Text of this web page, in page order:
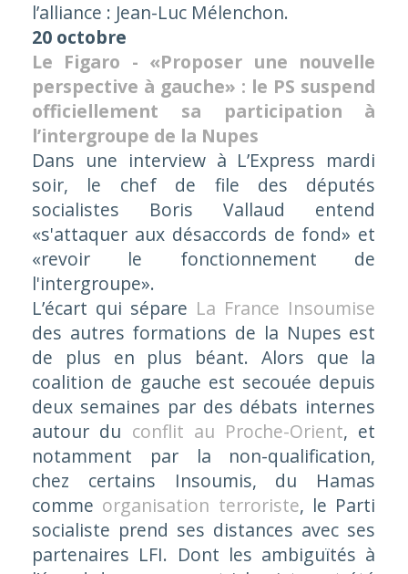
l’alliance : Jean-Luc Mélenchon.
20 octobre
Le Figaro - «Proposer une nouvelle
perspective à gauche» : le PS suspend
officiellement sa participation à
l’intergroupe de la Nupes
Dans une interview à L’Express mardi
soir, le chef de file des députés
socialistes Boris Vallaud entend
«s'attaquer aux désaccords de fond» et
«revoir le fonctionnement de
l'intergroupe».
L’écart qui sépare La France Insoumise
des autres formations de la Nupes est
de plus en plus béant. Alors que la
coalition de gauche est secouée depuis
deux semaines par des débats internes
autour du conflit au Proche-Orient, et
notamment par la non-qualification,
chez certains Insoumis, du Hamas
comme organisation terroriste, le Parti
socialiste prend ses distances avec ses
partenaires LFI. Dont les ambiguïtés à